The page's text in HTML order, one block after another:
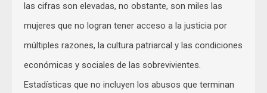
las cifras son elevadas, no obstante, son miles las
mujeres que no logran tener acceso a la justicia por
múltiples razones, la cultura patriarcal y las condiciones
económicas y sociales de las sobrevivientes.
Estadísticas que no incluyen los abusos que terminan